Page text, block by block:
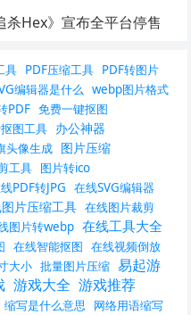
杀Hex》宣布全平台停售
具 PDF压缩工具 PDF转图片
编辑器是什么 webp图片格式
PDF 免费一键抠图
图工具 办公神器
头像生成 图片压缩
工具 图片转ico
PDF转JPG 在线SVG编辑器
片压缩工具 在线图片裁剪
图片转webp 在线工具大全
在线智能抠图 在线视频倒放
大小 批量图片压缩 易起游
游戏大全 游戏推荐
缩写是什么意思
网络用语缩写